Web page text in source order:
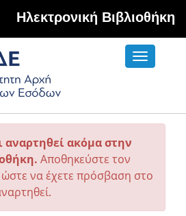
Hλεκτρονική Βιβλιοθήκη
Toggle
αναρτηθεί ακόμα στην
Αποθηκεύστε τον
να έχετε πρόσβαση στο